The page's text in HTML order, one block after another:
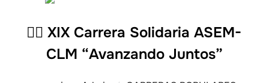
🏃‍♂️ XIX Carrera Solidaria ASEM-
CLM “Avanzando Juntos”